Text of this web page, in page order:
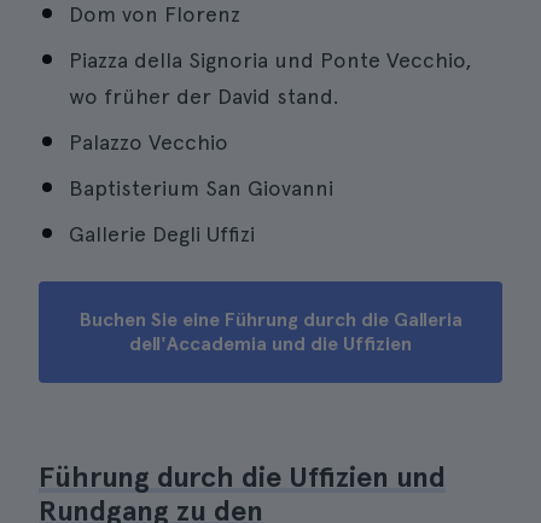
Dom von Florenz
Piazza della Signoria und Ponte Vecchio,
wo früher der David stand.
Palazzo Vecchio
Baptisterium San Giovanni
Gallerie Degli Uffizi
Buchen Sie eine Führung durch die Galleria
dell'Accademia und die Uffizien
Führung durch die Uffizien und
Rundgang zu den